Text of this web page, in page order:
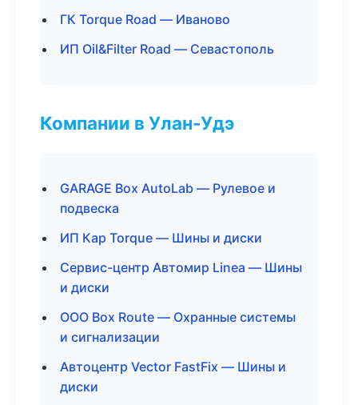
ГК Torque Road — Иваново
ИП Oil&Filter Road — Севастополь
Компании в Улан-Удэ
GARAGE Box AutoLab — Рулевое и
подвеска
ИП Кар Torque — Шины и диски
Сервис-центр Автомир Linea — Шины
и диски
ООО Box Route — Охранные системы
и сигнализации
Автоцентр Vector FastFix — Шины и
диски